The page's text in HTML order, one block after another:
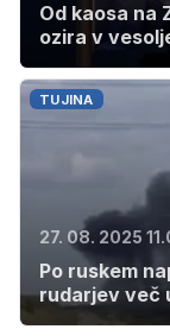
Od kaosa na
ozira v
TUJINA
27. 08. 2025
Po ruskem
rudarjev več